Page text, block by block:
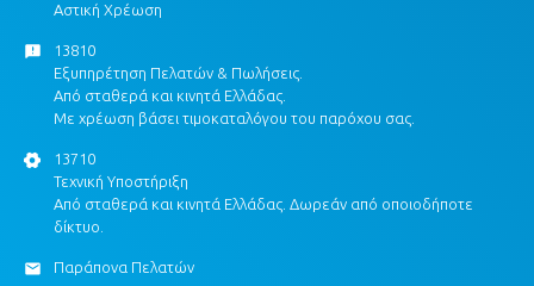
Αστική Χρέωση
13810
Εξυπηρέτηση Πελατών & Πωλήσεις.
Από σταθερά και κινητά Ελλάδας.
Με χρέωση βάσει τιμοκαταλόγου του παρόχου σας.
13710
Τεχνική Υποστήριξη
Από σταθερά και κινητά Ελλάδας. Δωρεάν από οποιοδήποτε
δίκτυο.
Παράπονα Πελατών